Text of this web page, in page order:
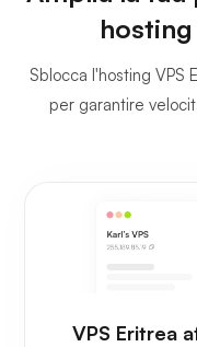
Sblocca l'hosting VPS
per garantire
VPS Eritrea